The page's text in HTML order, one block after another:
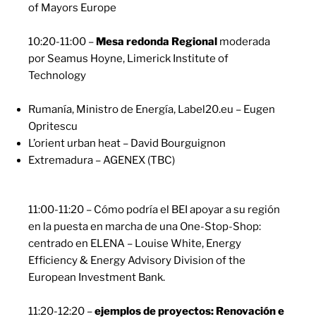
of Mayors Europe
10:20-11:00 – Mesa redonda Regional moderada
por Seamus Hoyne, Limerick Institute of
Technology
Rumanía, Ministro de Energía, Label20.eu – Eugen
Opritescu
L’orient urban heat – David Bourguignon
Extremadura – AGENEX (TBC)
11:00-11:20 – Cómo podría el BEI apoyar a su región
en la puesta en marcha de una One-Stop-Shop:
centrado en ELENA – Louise White, Energy
Efficiency & Energy Advisory Division of the
European Investment Bank.
11:20-12:20 –ejemplos de proyectos: Renovación e